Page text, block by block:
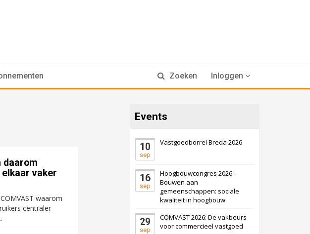
Zoeken Inloggen
daarom
vaker
waarom
centraler
Events
10
sep
Vastgoedborrel Breda 2026
16
sep
Hoogbouwcongres 2026 -
Bouwen aan
gemeenschappen: sociale
kwaliteit in hoogbouw
29
sep
COMVAST 2026: De vakbeurs
voor commercieel vastgoed